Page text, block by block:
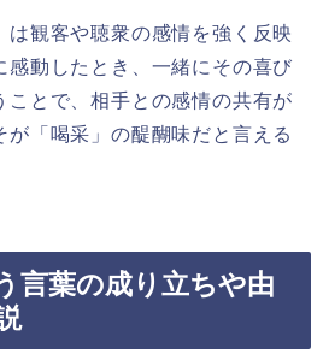
は観客や聴衆の感情を強く反映
感動したとき、一緒にその喜び
ことで、相手との感情の共有が
が「喝采」の醍醐味だと言える
言葉の成り立ちや由